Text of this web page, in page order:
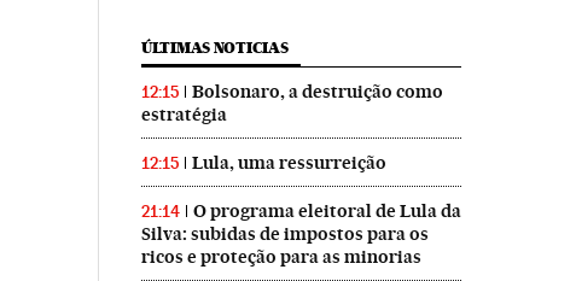
ÚLTIMAS NOTICIAS
12:15
Bolsonaro, a destruição como
estratégia
12:15 Lula, uma ressurreição
21:14
O programa eleitoral de Lula da
Silva: subidas de impostos para os
ricos e proteção para as minorias